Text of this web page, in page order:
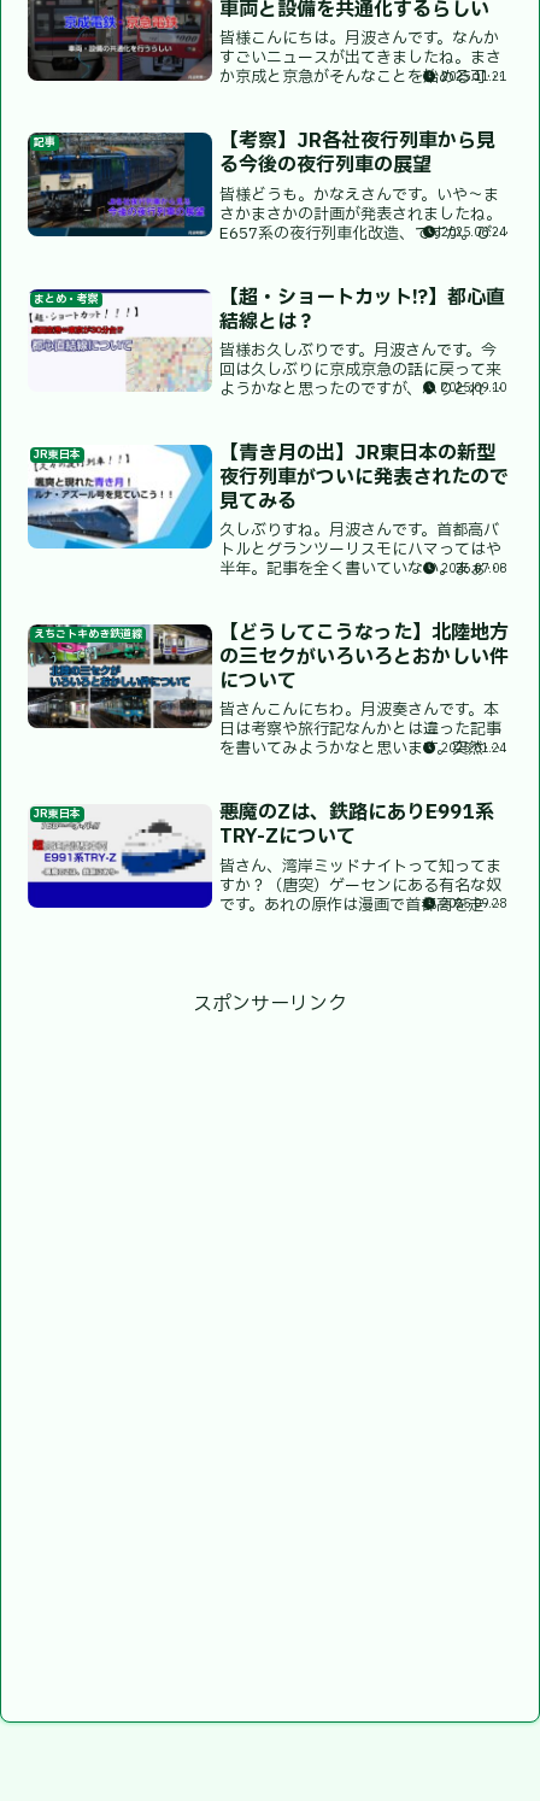
車両と設備を共通化するらしい
皆様こんにちは。月波さんです。なんか
すごいニュースが出てきましたね。まさ
か京成と京急がそんなことを始める可能
くのか？将来の一号線系統はどうなるの
か？そんなことについて考...
2025.11.21
記事
【考察】JR各社夜行列車から見
る今後の夜行列車の展望
皆様どうも。かなえさんです。いや〜ま
さかまさかの計画が発表されましたね。
E657系の夜行列車化改造、ですか。びっ
ったのか、と言われたらう〜ん？となり
ますよね。JR西日本...
2025.06.24
まとめ・考察
【超・ショートカット!?】都心直
結線とは？
皆様お久しぶりです。月波さんです。今
回は久しぶりに京成京急の話に戻って来
ようかなと思ったのですが、ふりとれに
なぁ・・・なんて思っていたのですが、
そういえばこれについて話...
2025.09.10
JR東日本
【青き月の出】JR東日本の新型
夜行列車がついに発表されたので
見てみる
久しぶりすね。月波さんです。首都高バ
トルとグランツーリスモにハマってはや
半年。記事を全く書いていない。まぁそ
夜行列車、ルナ・アズールについて色々
と話していこうと思いま...
2026.07.08
えちごトキめき鉄道線
【どうしてこうなった】北陸地方
の三セクがいろいろとおかしい件
について
皆さんこんにちわ。月波奏さんです。本
日は考察や旅行記なんかとは違った記事
を書いてみようかなと思います。突然で
話です…〜復活させるは国鉄急行!?〜え
ちごトキめき鉄道最初に...
2025.01.24
JR東日本
─悪魔のZは、鉄路にあり─E991系
TRY-Zについて
皆さん、湾岸ミッドナイトって知ってま
すか？（唐突）ゲーセンにある有名な奴
です。あれの原作は漫画で首都高を走る
2025.09.28
スポンサーリンク